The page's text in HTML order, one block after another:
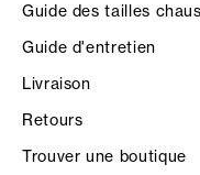
Guide des tailles
Guide d'entretien
Livraison
Retours
Trouver une boutique